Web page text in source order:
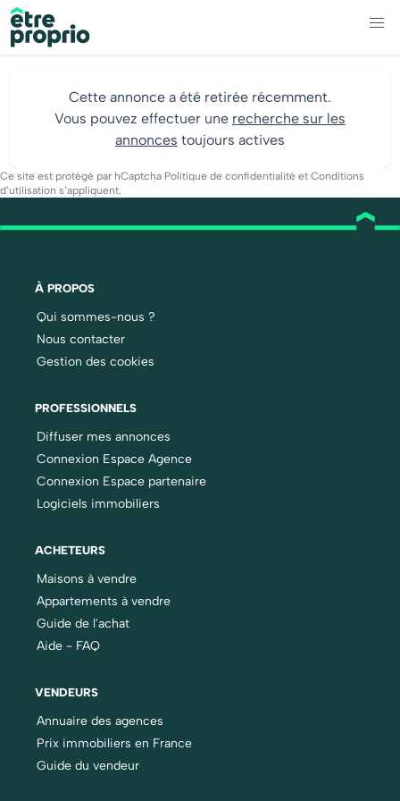
Cette annonce a été retirée récemment.
Vous pouvez effectuer une recherche sur les
annonces toujours actives
Ce site est protégé par hCaptcha Politique de confidentialité et Conditions
d’utilisation s’appliquent.
À PROPOS
Qui sommes-nous ?
Nous contacter
Gestion des cookies
PROFESSIONNELS
Diffuser mes annonces
Connexion Espace Agence
Connexion Espace partenaire
Logiciels immobiliers
ACHETEURS
Maisons à vendre
Appartements à vendre
Guide de l'achat
Aide - FAQ
VENDEURS
Annuaire des agences
Prix immobiliers en France
Guide du vendeur